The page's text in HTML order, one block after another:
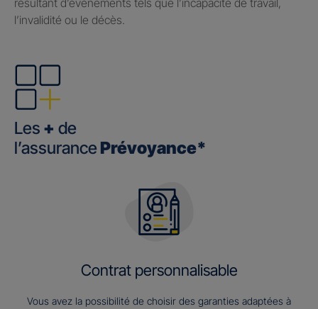
résultant d’événements tels que l’incapacité de travail,
l’invalidité ou le décès.
Les + de
l’assurance Prévoyance*
Contrat personnalisable
Vous avez la possibilité de choisir des garanties adaptées à